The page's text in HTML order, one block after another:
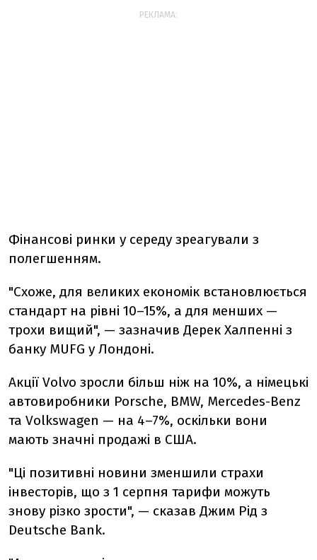
РЕКЛАМА:
Фінансові ринки у середу зреагували з
полегшенням.
"Схоже, для великих економік встановлюється
стандарт на рівні 10–15%, а для менших —
трохи вищий", — зазначив Дерек Халпенні з
банку MUFG у Лондоні.
Акції Volvo зросли більш ніж на 10%, а німецькі
автовиробники Porsche, BMW, Mercedes-Benz
та Volkswagen — на 4–7%, оскільки вони
мають значні продажі в США.
"Ці позитивні новини зменшили страхи
інвесторів, що з 1 серпня тарифи можуть
знову різко зрости", — сказав Джим Рід з
Deutsche Bank.